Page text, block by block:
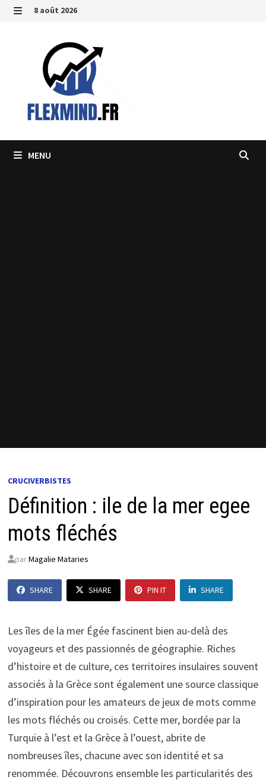
Passer
8 août 2026
MENU
CRUCIVERBISTES
Définition : ile de la mer egee
mots fléchés
parMagalie Mataries
SHARE SHARE PIN IT SHARE
Les îles de la mer Égée fascinent bien au-delà des
voyageurs et des passionnés de géographie. Riches
d’histoire et de culture, ces territoires insulaires souvent
associés à la Grèce sont également une source classique
d’inspiration pour les amateurs de jeux de mots comme
les mots fléchés ou croisés. Cette mer, bordée par la
Turquie à l’est et la Grèce à l’ouest, abrite de
nombreuses îles, chacune avec son identité et sa
renommée. Découvrons ensemble les particularités des